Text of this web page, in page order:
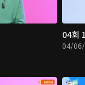
04회
04/